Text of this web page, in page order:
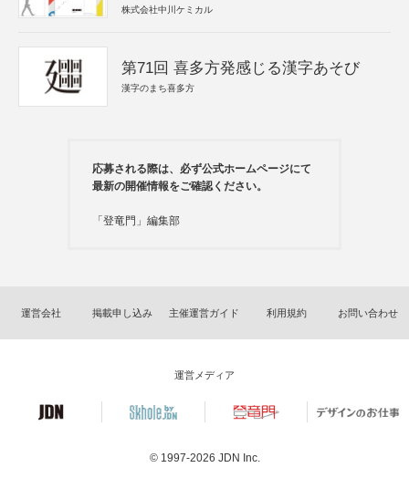
株式会社中川ケミカル
第71回 喜多方発感じる漢字あそび
漢字のまち喜多方
応募される際は、必ず公式ホームページにて
最新の開催情報をご確認ください。
「登竜門」編集部
運営会社 掲載申し込み 主催運営ガイド 利用規約 お問い合わせ
運営メディア
© 1997-2026 JDN Inc.